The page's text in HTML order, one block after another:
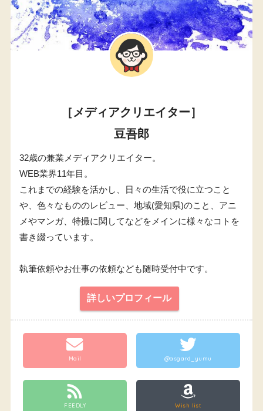
［メディアクリエイター］
豆吾郎
32歳の兼業メディアクリエイター。
WEB業界11年目。
これまでの経験を活かし、日々の生活で役に立つこと
や、色々なもののレビュー、地域(愛知県)のこと、アニ
メやマンガ、特撮に関してなどをメインに様々なコトを
書き綴っています。
執筆依頼やお仕事の依頼なども随時受付中です。
詳しいプロフィール
Mail @asgard_yumu
FEEDLY Wish list